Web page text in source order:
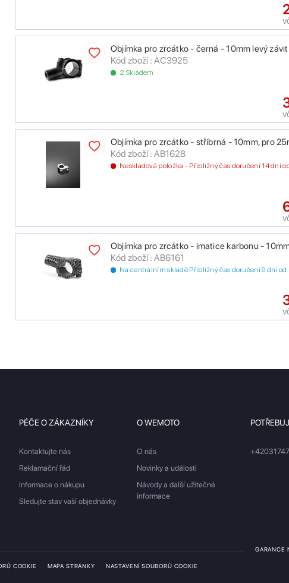
Objímka pro zrcátko - černá - 10mm levý závit
Kód zboží : AC3925
2 Skladem
Objímka pro zrcátko - stříbrná - 10mm, pro
Kód zboží : AB1628
Neskladová položka - Přibližný čas doručení 14 dní
Objímka pro zrcátko - imatice karbonu -
Kód zboží : AB6161
Na centrálním skladě Přibližný čas doručení 9 dní od
PÉČE O ZÁKAZNÍKY
Kontaktujte nás
Reklamační řád
Informace o nákupu
Sledujte stav vaší objednávky
O WEMOTO
O nás
Novinky a události
Návody a další užitečné
informace
GARANCE
COOKIE MAPA STRÁNKY NASTAVENÍ SOUBORŮ COOKIE